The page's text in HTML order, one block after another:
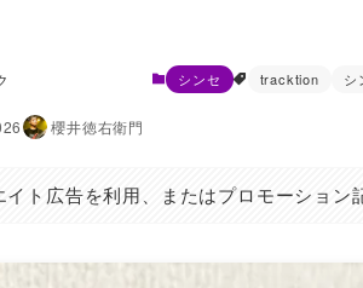
シンセ tracktion シ
櫻井徳右衛門
ト広告を利用、またはプロモーション